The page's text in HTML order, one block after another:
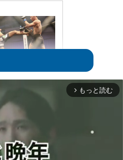
arrow_forward_ios もっと読む